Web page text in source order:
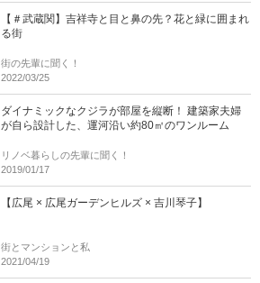
【＃武蔵関】吉祥寺と目と鼻の先？花と緑に囲まれ
る街
街の先輩に聞く！
2022/03/25
ダイナミックなクジラが部屋を縦断！ 建築家夫婦
が自ら設計した、運河沿い約80㎡のワンルーム
リノベ暮らしの先輩に聞く！
2019/01/17
【広尾 × 広尾ガーデンヒルズ × 吉川琴子】
街とマンションと私
2021/04/19